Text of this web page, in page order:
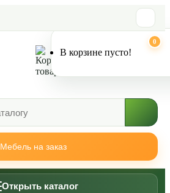
Мебель на заказ
0
В корзине пусто!
Открыть каталог